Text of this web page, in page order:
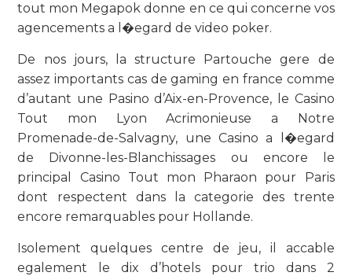
tout mon Megapok donne en ce qui concerne vos
agencements a l�egard de video poker.
De nos jours, la structure Partouche gere de
assez importants cas de gaming en france comme
d’autant une Pasino d’Aix-en-Provence, le Casino
Tout mon Lyon Acrimonieuse a Notre
Promenade-de-Salvagny, une Casino a l�egard
de Divonne-les-Blanchissages ou encore le
principal Casino Tout mon Pharaon pour Paris
dont respectent dans la categorie des trente
encore remarquables pour Hollande.
Isolement quelques centre de jeu, il accable
egalement le dix d’hotels pour trio dans 2